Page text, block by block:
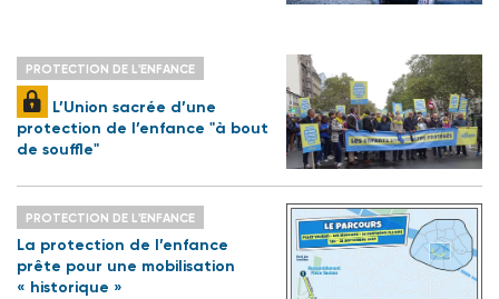
PROTECTION DE L'ENFANCE
L’Union sacrée d’une
protection de l’enfance "à bout
de souffle"
PROTECTION DE L'ENFANCE
La protection de l’enfance
prête pour une mobilisation
« historique »